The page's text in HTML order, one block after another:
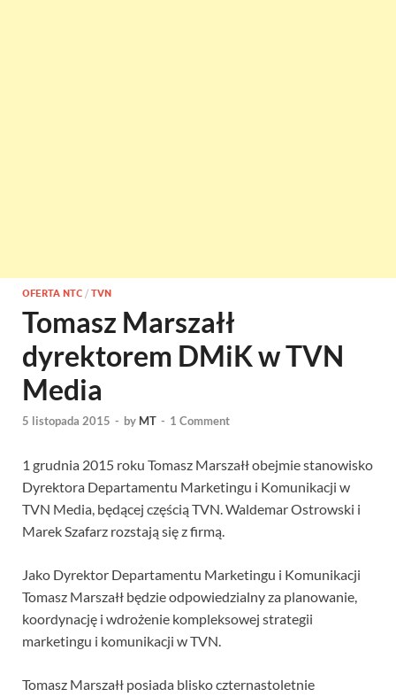
OFERTA NTC / TVN
Tomasz Marszałł
dyrektorem DMiK w TVN
Media
5 listopada 2015 - by MT - 1 Comment
1 grudnia 2015 roku Tomasz Marszałł obejmie stanowisko
Dyrektora Departamentu Marketingu i Komunikacji w
TVN Media, będącej częścią TVN. Waldemar Ostrowski i
Marek Szafarz rozstają się z firmą.
Jako Dyrektor Departamentu Marketingu i Komunikacji
Tomasz Marszałł będzie odpowiedzialny za planowanie,
koordynację i wdrożenie kompleksowej strategii
marketingu i komunikacji w TVN.
Tomasz Marszałł posiada blisko czternastoletnie